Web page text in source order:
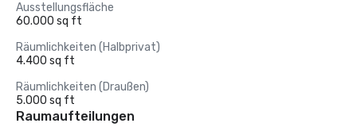
Ausstellungsfläche
60.000 sq ft
Räumlichkeiten (Halbprivat)
4.400 sq ft
Räumlichkeiten (Draußen)
5.000 sq ft
Raumaufteilungen